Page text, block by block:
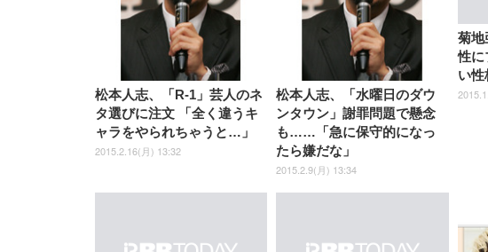
[EdoErgo] オフィスチェア 椅
子 テレワーク 疲れない 跳ね
上げ式アームレスト コンパク
ト 約105度ロッキング pc 事務
椅子 360度回転 座面昇降 強化
ナイロン樹脂ベース 通気性メ
ッシュ 在宅ワーク H-
WY01(黒網+黒枠+黒足)
SIHOO B100 オフィスチェア
／デスクチェア メッシュチェ
ア 人間工学 疲れない ブラッ
Sezlife オフィスチェ
チェア 疲れない テレ
チェア 強化バックレ
度ロッキング機能
子 腰サポート 90度
式アームレスト 3D
ト ハンガー付き 高
ョン PCチェア 通気
ュ ゲーミング/勉強/
しゃれ パソコンチェ
￥7,680
EIZO ビジネス向けプレミア
ムモニター | FlexScan
EV3240X-WT | 31.5型4K
UHD・USB Type-C・ホワイ
EIZO ビジネス向けプレミア
ムモニター | FlexScan
EV2740X-WT | 27.0型4K
UHD・USB Type-C・ホワイ
ト￥109,572
【純正品】27"ゲーミング
ニター DualSense 充電フ
ク付き（CFI-ZDM1J）
￥49,979
Amazonベーシック ペットシ
ーツ 薄型 レギュラー 1回使い
捨て 無香料 ホワイト 300枚
Amazonベーシック ペットシ
ーツ 厚型 ワイド 42枚x2袋(84
枚) ホワイト(吸収面:ライトブ
ネオ・ルーライフ ネ
ツ L 中型犬用 26枚入
￥1,800
松本人志、「R-1」芸人のネ
タ選びに注文 「全く違うキ
ャラをやられちゃうと…」
2015.2.16(月) 13:32
松本人志、「水曜日のダウ
ンタウン」謝罪問題で懸念
も……「急に保守的になっ
たら嫌だな」
2015.2.9(月) 13:34
菊地
性
い性